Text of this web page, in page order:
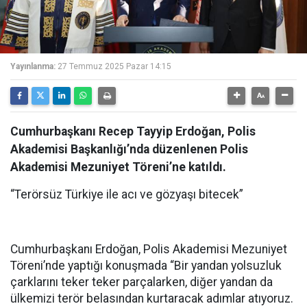
Yayınlanma: 27 Temmuz 2025 Pazar 14:15
Cumhurbaşkanı Recep Tayyip Erdoğan, Polis
Akademisi Başkanlığı’nda düzenlenen Polis
Akademisi Mezuniyet Töreni’ne katıldı.
“Terörsüz Türkiye ile acı ve gözyaşı bitecek”
Cumhurbaşkanı Erdoğan, Polis Akademisi Mezuniyet
Töreni’nde yaptığı konuşmada “Bir yandan yolsuzluk
çarklarını teker teker parçalarken, diğer yandan da
ülkemizi terör belasından kurtaracak adımlar atıyoruz.